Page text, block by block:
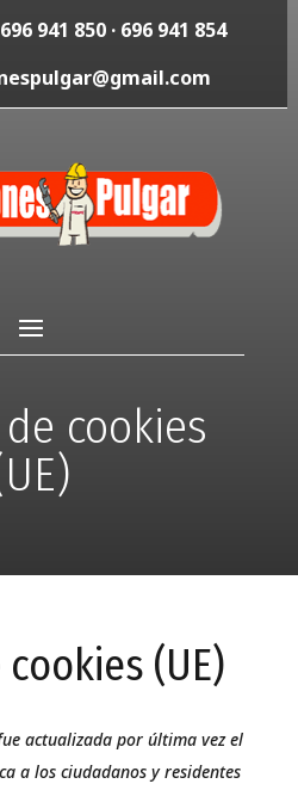
696 941 850 · 696 941 854
cookies
(UE)
actualizada por última vez el
a los ciudadanos y residentes